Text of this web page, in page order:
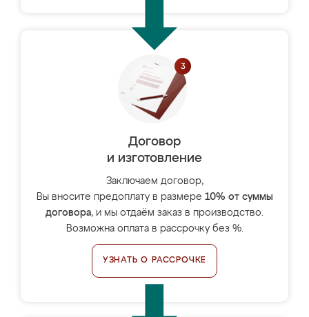
Договор
и изготовление
Заключаем договор,
Вы вносите предоплату в размере 10% от суммы
договора, и мы отдаём заказ в производство.
Возможна оплата в рассрочку без %.
УЗНАТЬ О РАССРОЧКЕ